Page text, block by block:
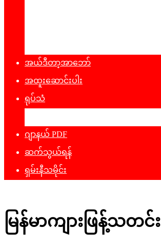
အယ်ဒီတာ့အာဘော်
အထူးဆောင်းပါး
ရုပ်သံ
ဂျာနယ် PDF
ဆက်သွယ်ရန်
ရှမ်းနီသမိုင်း
မြန်မာကျားဖြန့်သတင်း